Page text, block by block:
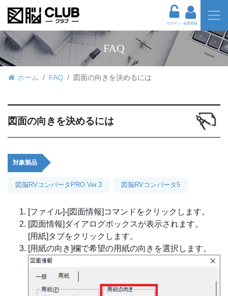
ログイン 会員登録
FAQ
ホーム FAQ 図面の向きを決めるには
図面の向きを決めるには
対象製品
図脳RVコンバータPRO Ver.3 図脳RVコンバータ5
[ファイル]-[図面情報]コマンドをクリックします。
[図面情報]ダイアログボックスが表示されます。
[用紙]タブをクリックします。
[用紙の向き]欄で希望の用紙の向きを選択します。